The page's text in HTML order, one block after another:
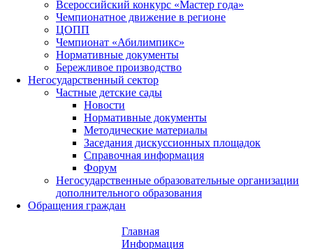
Всероссийский конкурс «Мастер года»
Чемпионатное движение в регионе
ЦОПП
Чемпионат «Абилимпикс»
Нормативные документы
Бережливое производство
Негосударственный сектор
Частные детские сады
Новости
Нормативные документы
Методические материалы
Заседания дискуссионных площадок
Справочная информация
Форум
Негосударственные образовательные организации
дополнительного образования
Обращения граждан
Главная
Информация